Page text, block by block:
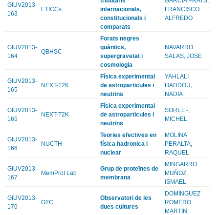
GIUV2013-
163
ETICCs
internacionals,
constitucionals i
comparats
FRANCISCO
ALFREDO
GIUV2013-
164
QBHSC
Forats negres
quàntics,
supergravetat i
cosmologia
NAVARRO
SALAS, JOSE
GIUV2013-
165
NEXT-T2K
Física experimental
de astroparticules i
neutrins
YAHLALI
HADDOU,
NADIA
GIUV2013-
165
NEXT-T2K
Física experimental
de astroparticules i
neutrins
SOREL -,
MICHEL
GIUV2013-
166
NUCTH
Teories efectives en
física hadronica i
nuclear
MOLINA
PERALTA,
RAQUEL
GIUV2013-
167
MemProt Lab
Grup de proteïnes de
membrana
MINGARRO
MUÑOZ,
ISMAEL
GIUV2013-
170
O2C
Observatori de les
dues cultures
DOMINGUEZ
ROMERO,
MARTIN